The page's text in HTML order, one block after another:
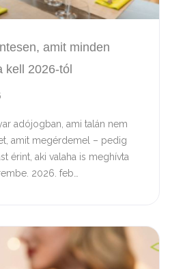
amit minden
kell 2026-tól
adójogban, ami talán nem
amit megérdemel – pedig
érint, aki valaha is meghívta
2026. feb…